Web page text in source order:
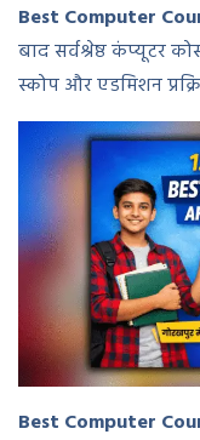
Best Computer
बाद सर्वश्रेष्ठ कंप्यूटर
स्कोप और एडमिशन
Best Computer